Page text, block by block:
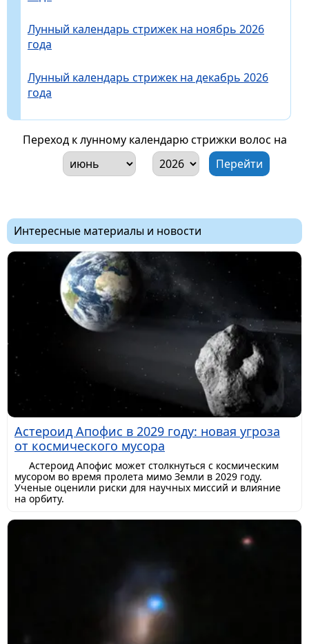
Лунный календарь стрижек на ноябрь 2026
года
Лунный календарь стрижек на декабрь 2026
года
Переход к лунному календарю стрижки волос на
Интересные материалы и новости
Астероид Апофис в 2029 году: новая угроза
от космического мусора
Астероид Апофис может столкнуться с космическим
мусором во время пролета мимо Земли в 2029 году.
Ученые оценили риски для научных миссий и влияние
на орбиту.